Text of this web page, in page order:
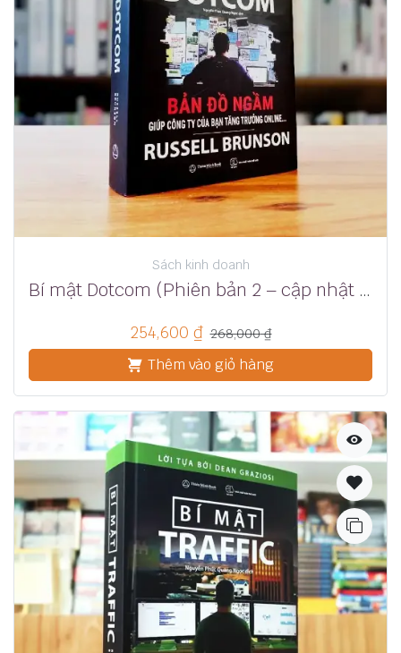
Sách kinh doanh
Bí mật Dotcom (Phiên bản 2 – cập nhật mới nhất) – Russell Brunson
254,600 ₫ 268,000₫
Thêm vào giỏ hàng